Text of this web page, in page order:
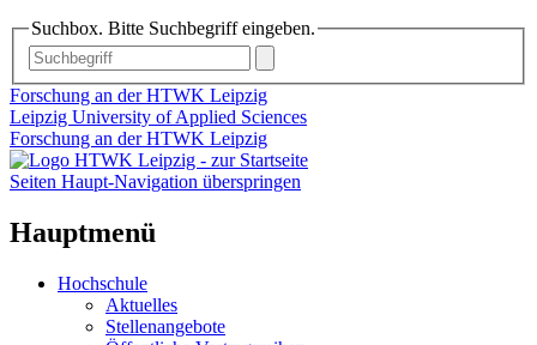
Suchbox. Bitte Suchbegriff eingeben.
Forschung an der HTWK Leipzig
Leipzig University of Applied Sciences
Forschung an der HTWK Leipzig
Seiten Haupt-Navigation überspringen
Hauptmenü
Hochschule
Aktuelles
Stellenangebote